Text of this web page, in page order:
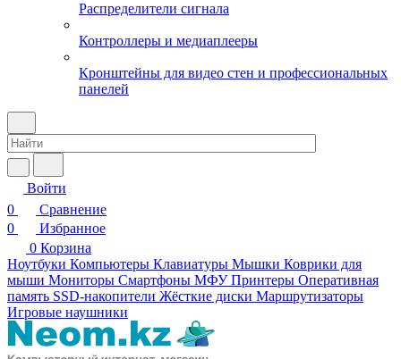
Распределители сигнала
Контроллеры и медиаплееры
Кронштейны для видео стен и профессиональных
панелей
Войти
0
Сравнение
0
Избранное
0 Корзина
Ноутбуки Компьютеры Клавиатуры Мышки Коврики для
мыши Мониторы Смартфоны МФУ Принтеры Оперативная
память SSD-накопители Жёсткие диски Маршрутизаторы
Игровые наушники